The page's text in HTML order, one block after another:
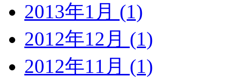
2013年1月 (1)
2012年12月 (1)
2012年11月 (1)